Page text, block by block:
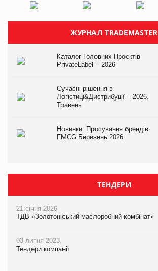
ЖУРНАЛ TRADEMASTER
Каталог Головних Проєктів
PrivateLabel – 2026
Сучасні рішення в
Логістиці&Дистрибуції – 2026.
Травень
Новинки. Просування брендів
FMCG.Березень 2026
ТЕНДЕРИ
21 січня 2026
ТДВ «Золотоніський маслоробний комбінат»
03 липня 2023
Тендери компанії